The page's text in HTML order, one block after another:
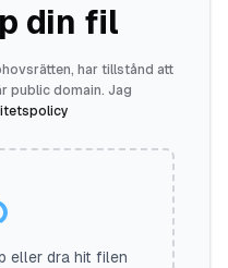
din fil
har tillstånd att
public domain. Jag
eller dra hit filen